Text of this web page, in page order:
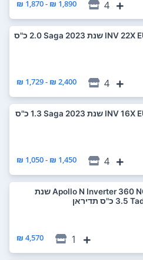
4
1,890 ₪ - 1,870 ₪
‏מזגן עילי INV 22X EU שנת 2023 Saga ‏2.0 ‏כ"ס
4
2,400 ₪ - 1,729 ₪
‏מזגן עילי INV 16X EU שנת 2023 Saga ‏1.3 ‏כ"ס
4
1,450 ₪ - 1,050 ₪
‏מזגן עילי Apollo N Inverter 360 NG שנת
1
4,570 ₪